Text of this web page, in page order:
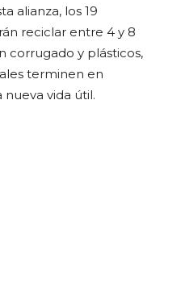
alianza, los 19
reciclar entre 4 y 8
corrugado y plásticos,
terminen en
vida útil.